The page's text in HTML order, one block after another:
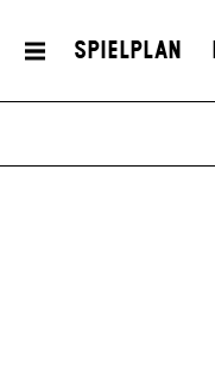
Spielplan